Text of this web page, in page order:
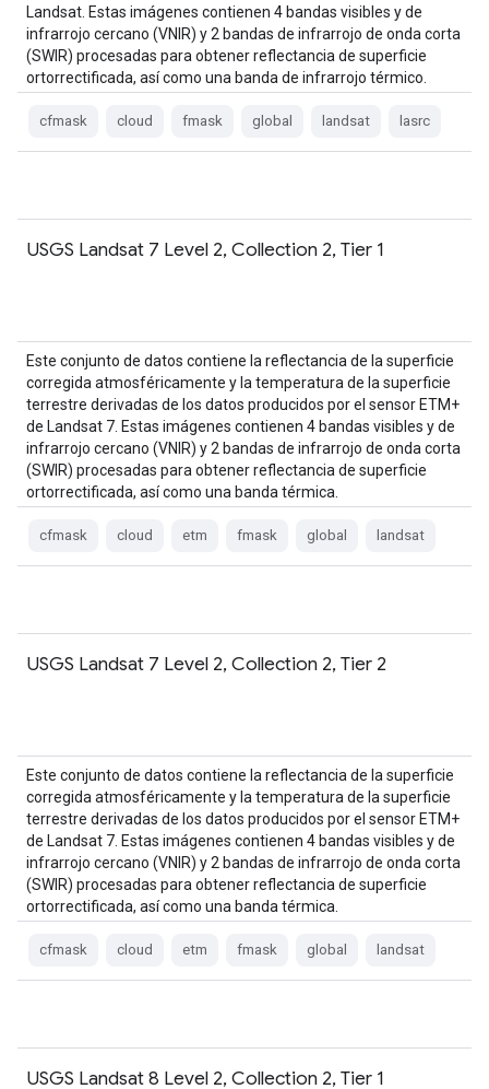
Landsat. Estas imágenes contienen 4 bandas visibles y de
infrarrojo cercano (VNIR) y 2 bandas de infrarrojo de onda corta
(SWIR) procesadas para obtener reflectancia de superficie
ortorrectificada, así como una banda de infrarrojo térmico.
cfmask cloud fmask global landsat lasrc
USGS Landsat 7 Level 2, Collection 2, Tier 1
Este conjunto de datos contiene la reflectancia de la superficie
corregida atmosféricamente y la temperatura de la superficie
terrestre derivadas de los datos producidos por el sensor ETM+
de Landsat 7. Estas imágenes contienen 4 bandas visibles y de
infrarrojo cercano (VNIR) y 2 bandas de infrarrojo de onda corta
(SWIR) procesadas para obtener reflectancia de superficie
ortorrectificada, así como una banda térmica.
cfmask cloud etm fmask global landsat
USGS Landsat 7 Level 2, Collection 2, Tier 2
Este conjunto de datos contiene la reflectancia de la superficie
corregida atmosféricamente y la temperatura de la superficie
terrestre derivadas de los datos producidos por el sensor ETM+
de Landsat 7. Estas imágenes contienen 4 bandas visibles y de
infrarrojo cercano (VNIR) y 2 bandas de infrarrojo de onda corta
(SWIR) procesadas para obtener reflectancia de superficie
ortorrectificada, así como una banda térmica.
cfmask cloud etm fmask global landsat
USGS Landsat 8 Level 2, Collection 2, Tier 1